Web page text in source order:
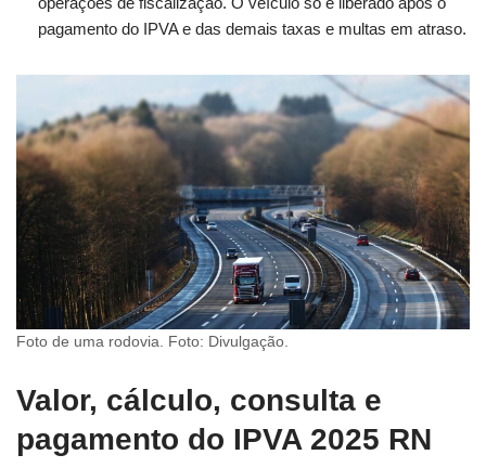
pagamento do IPVA e das demais taxas e multas em atraso.
Foto de uma rodovia. Foto: Divulgação.
Valor, cálculo, consulta e
pagamento do IPVA 2025 RN